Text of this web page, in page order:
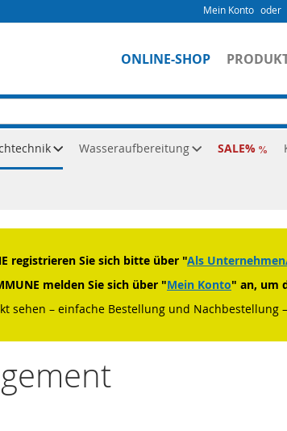
Mein Konto
ONLINE-SHOP
Wasseraufbereitung SALE
registrieren Sie sich bitte über "Als
melden Sie sich über "Mein Konto" an, um
sehen – einfache Bestellung und Nachbestellung